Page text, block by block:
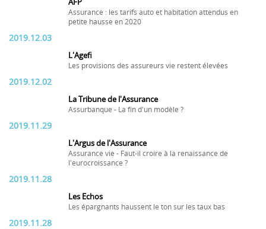
AFP
Assurance : les tarifs auto et habitation attendus en
petite hausse en 2020
2019.12.03
L'Agefi
Les provisions des assureurs vie restent élevées
2019.12.02
La Tribune de l'Assurance
Assurbanque - La fin d'un modèle ?
2019.11.29
L'Argus de l'Assurance
Assurance vie - Faut-il croire à la renaissance de
l'eurocroissance ?
2019.11.28
Les Echos
Les épargnants haussent le ton sur les taux bas
2019.11.28